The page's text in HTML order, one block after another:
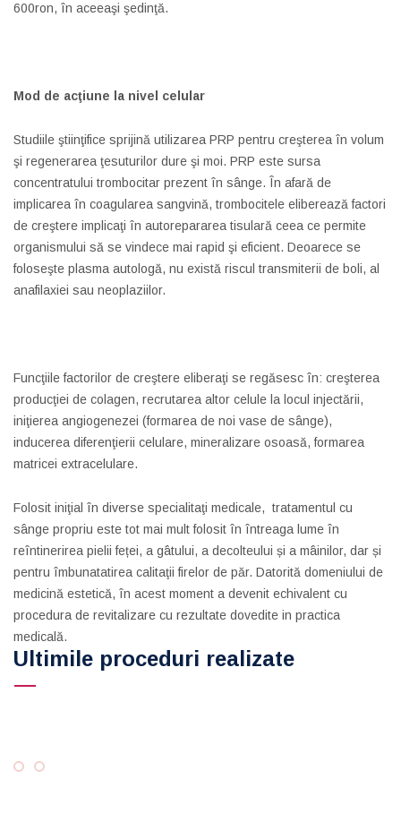
600ron, în aceeaşi şedinţă.
Mod de acţiune la nivel celular
Studiile ştiinţifice sprijină utilizarea PRP pentru creşterea în volum
şi regenerarea ţesuturilor dure şi moi. PRP este sursa
concentratului trombocitar prezent în sânge. În afară de
implicarea în coagularea sangvină, trombocitele eliberează factori
de creştere implicaţi în autorepararea tisulară ceea ce permite
organismului să se vindece mai rapid şi eficient. Deoarece se
foloseşte plasma autologă, nu există riscul transmiterii de boli, al
anafilaxiei sau neoplaziilor.
Funcţiile factorilor de creştere eliberaţi se regăsesc în: creşterea
producţiei de colagen, recrutarea altor celule la locul injectării,
iniţierea angiogenezei (formarea de noi vase de sânge),
inducerea diferenţierii celulare, mineralizare osoasă, formarea
matricei extracelulare.
Folosit iniţial în diverse specialitaţi medicale, tratamentul cu
sânge propriu este tot mai mult folosit în întreaga lume în
reîntinerirea pielii feței, a gâtului, a decolteului și a mâinilor, dar și
pentru îmbunatatirea calitaţii firelor de păr. Datorită domeniului de
medicină estetică, în acest moment a devenit echivalent cu
procedura de revitalizare cu rezultate dovedite in practica
medicală.
Ultimile proceduri realizate